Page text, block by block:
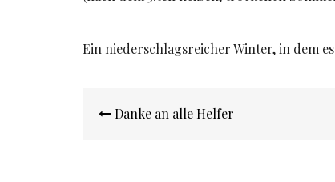
Ein niederschlagsreicher Winter, in dem
Beitragsnavigation
Danke an alle Helfer